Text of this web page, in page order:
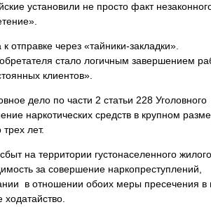
установили не просто факт
отправке через «тайники-закладки».
стало логичным завершением
клиентов».
дело по части 2 статьи 228 Уголовного
наркотических средств в крупном
лет.
на территории густонаселенного жилого
за совершение наркопреступлений,
в отношении обоих меры пресечения в